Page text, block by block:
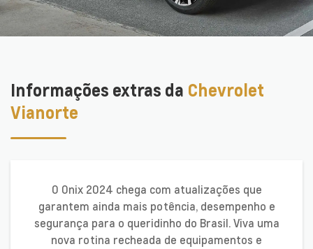
Informações extras da Chevrolet
Vianorte
O Onix 2024 chega com atualizações que
garantem ainda mais potência, desempenho e
segurança para o queridinho do Brasil. Viva uma
nova rotina recheada de equipamentos e